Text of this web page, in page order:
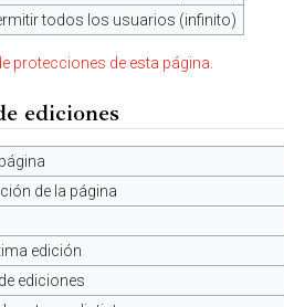
todos los usuarios (infinito)
protecciones de esta página.
ediciones
de la página
edición
ediciones